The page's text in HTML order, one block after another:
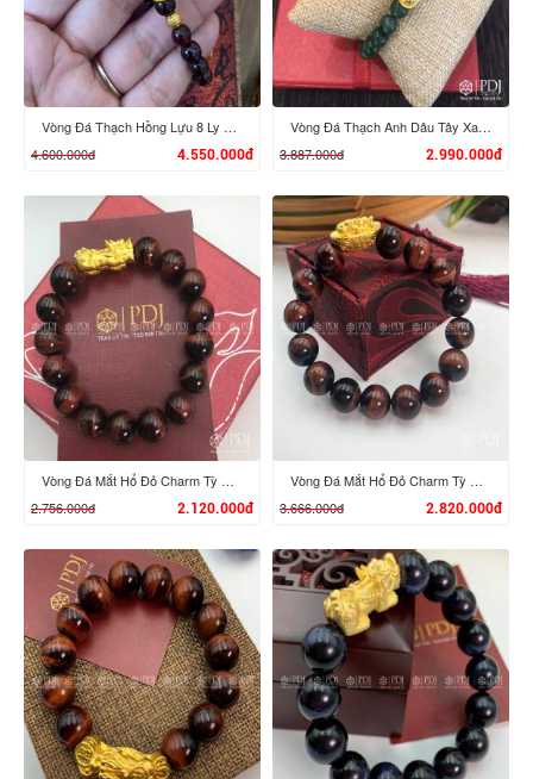
XEM CHI TIẾT
Vòng Đá Thạch Hồng Lựu 8 Ly Mix Charm Hoa Hồng, Bi vàng 24K
4.600.000đ
4.550.000đ
XEM CHI TIẾT
Vòng Đá Thạch Anh Dâu Tây Xanh 8 Ly Charm Tỳ Hưu Cưỡi Đĩnh Vàng 24K
3.887.000đ
2.990.000đ
XEM CHI TIẾT
Vòng Đá Mắt Hổ Đỏ Charm Tỳ Hưu Vàng 24k
2.756.000đ
2.120.000đ
XEM CHI TIẾT
Vòng Đá Mắt Hổ Đỏ Charm Tỳ Hưu Cưỡi Đĩnh Vàng 24K
3.666.000đ
2.820.000đ